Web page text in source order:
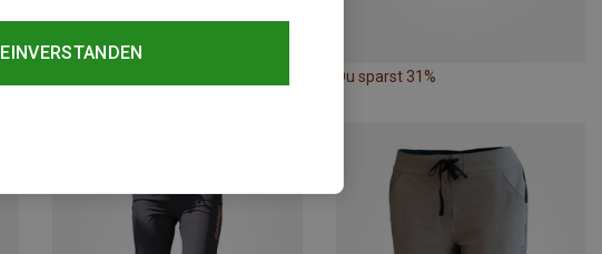
Du sparst 31%
EINVERSTANDEN